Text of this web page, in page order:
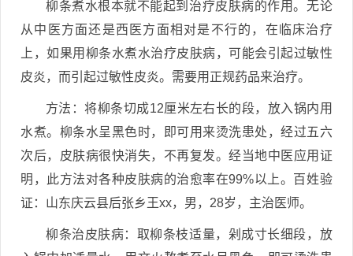
柳条煮水根本就不能起到治疗皮肤病的作用。无论
从中医方面还是西医方面相对是不行的，在临床治疗
上，如果用柳条水煮水治疗皮肤病，可能会引起过敏性
皮炎，而引起过敏性皮炎。需要用正规药品来治疗。
方法：将柳条切成12厘米左右长的段，放入锅内用
水煮。柳条水呈黑色时，即可用来烫洗患处，经过五六
次后，皮肤病很快消失，不再复发。经当地中医应用证
明，此方法对各种皮肤病的治愈率在99%以上。百姓验
证：山东庆云县后张乡王xx，男，28岁，主治医师。
柳条治皮肤病：取柳条枝适量，剁成寸长细段，放